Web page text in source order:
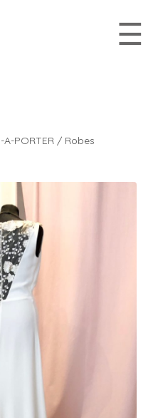
☰
A-PORTER / Robes